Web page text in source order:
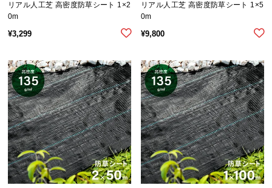
シ
ン
グ
ガ
イ
ド
お
支
払
リアル人工芝 高密度防草シート 1×2
0m
¥3,299
リアル人工芝 高密度防草シート 1×5
0m
¥9,800